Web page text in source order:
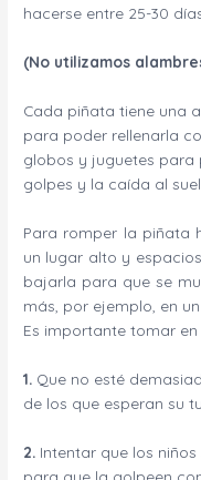
hacerse entre 25-30
(No utilizamos
Cada piñata tiene una
para poder rellenarla
globos y juguetes para
golpes y la caída al
Para romper la piñata
un lugar alto y
bajarla para que se
más, por ejemplo, en
Es importante tomar
1. Que no esté
de los que esperan su
2. Intentar que los
para que la golpeen